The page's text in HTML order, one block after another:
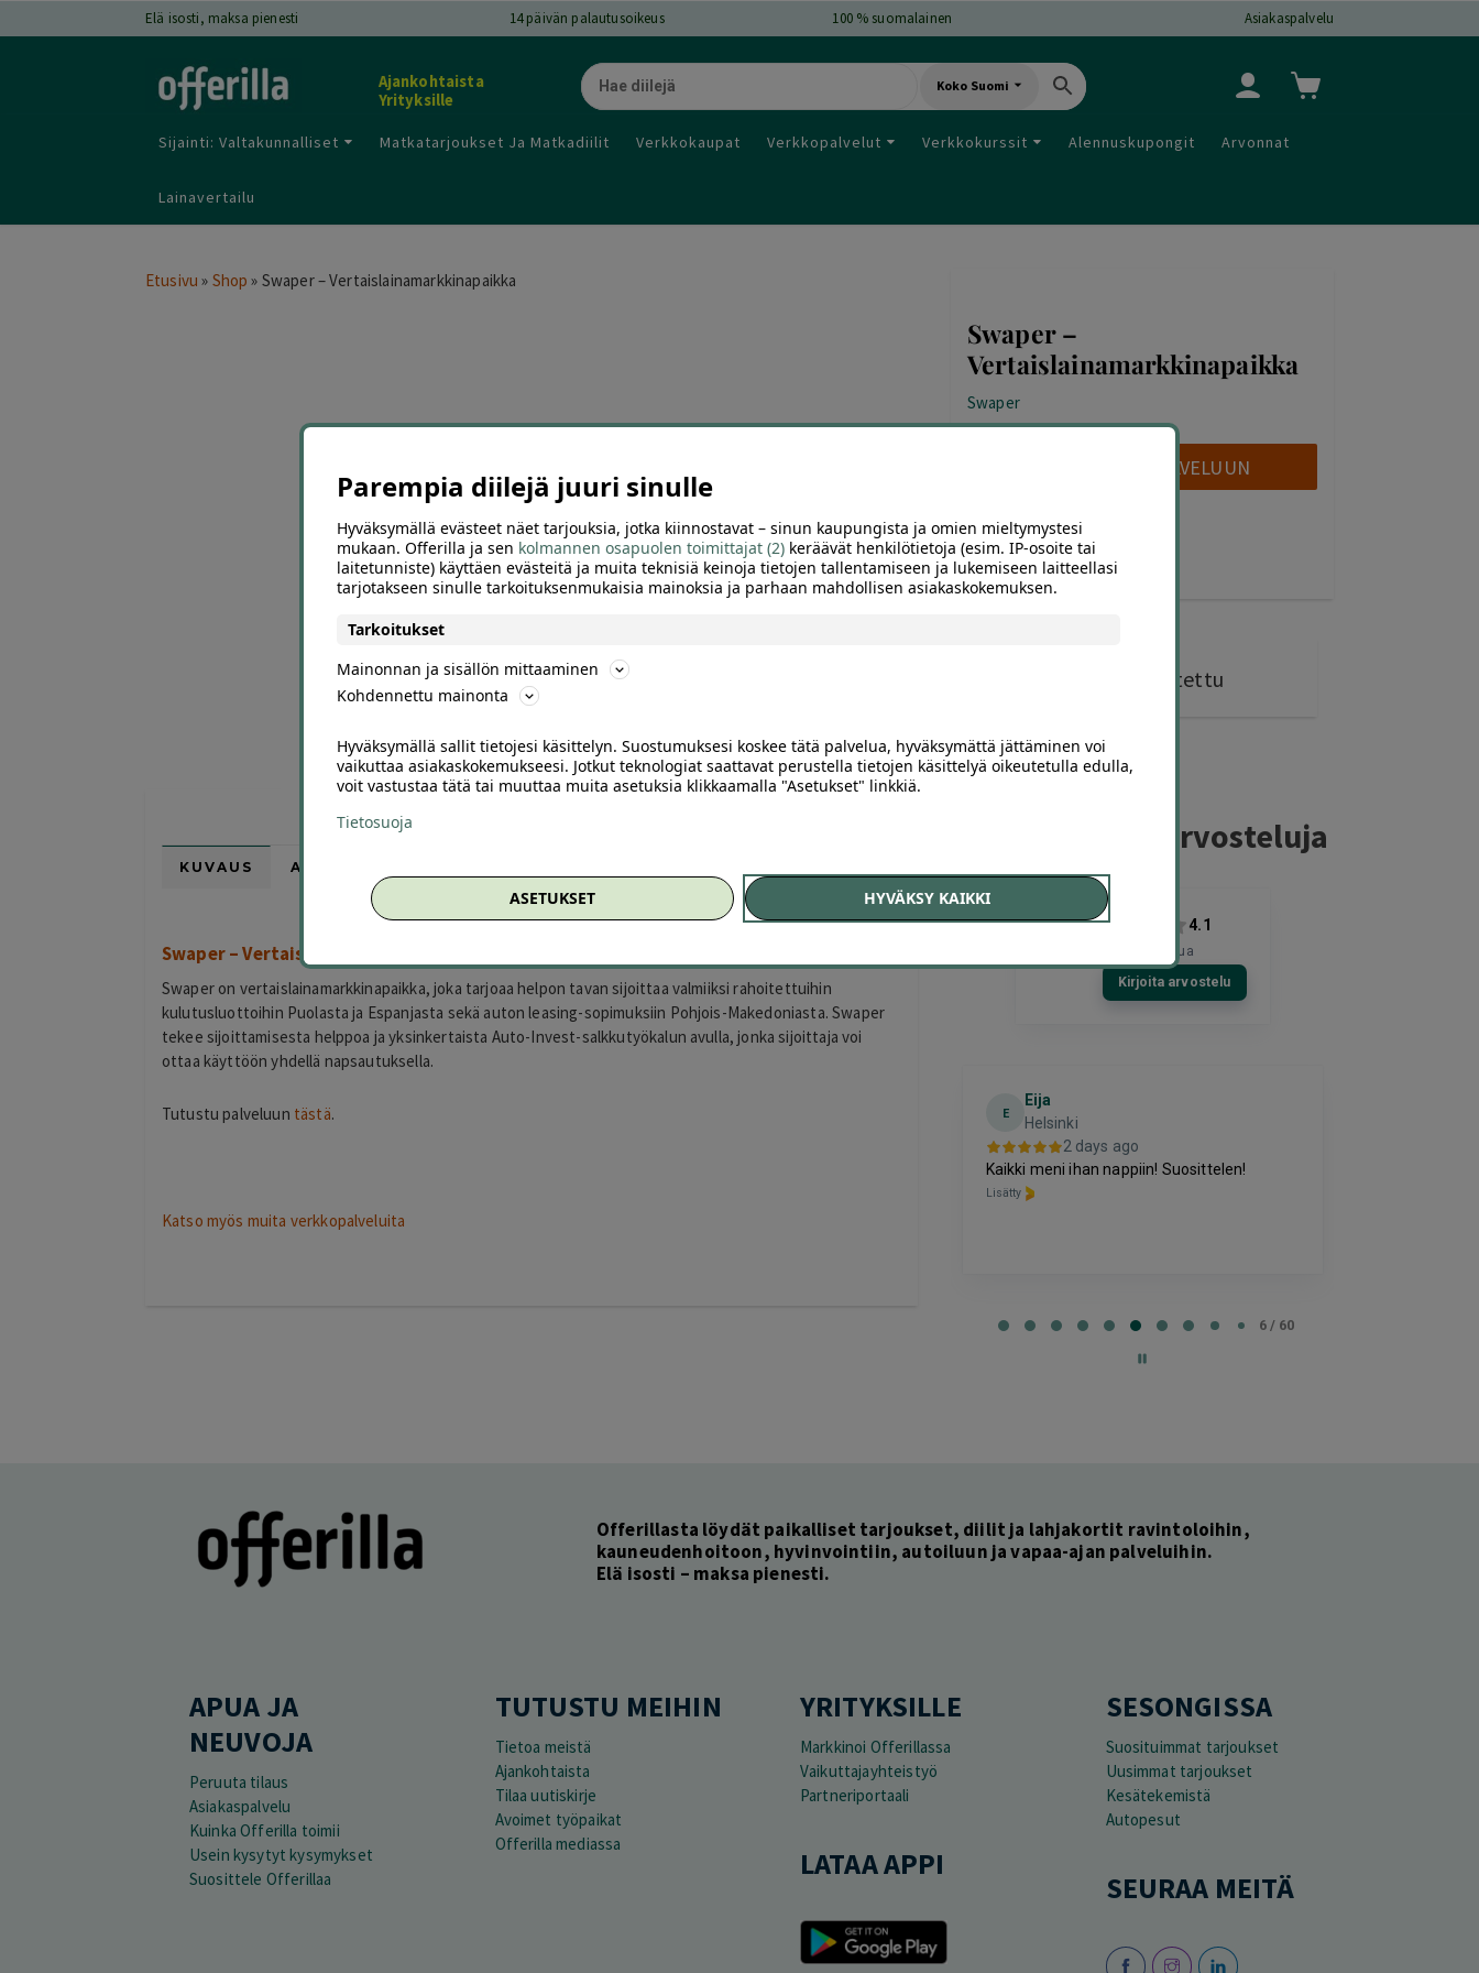
Elä isosti, maksa pienesti 14päivän palautusoikeus 100 % suomalainen Asiakaspalvelu
Ajankohtaista
Yrityksille
Koko Suomi
Sijainti: Valtakunnalliset Matkatarjoukset Ja Matkadiilit Verkkokaupat Verkkopalvelut Verkkokurssit Alennuskupongit Arvonnat
Lainavertailu
Etusivu » Shop » Swaper – Vertaislainamarkkinapaikka
KUVAUS ARVIOT (0)
Swaper – Vertaislainamarkkinapaikka
Swaper on vertaislainamarkkinapaikka, joka tarjoaa helpon tavan sijoittaa valmiiksi rahoitettuihin
kulutusluottoihin Puolasta ja Espanjasta sekä auton leasing-sopimuksiin Pohjois-Makedoniasta. Swaper
tekee sijoittamisesta helppoa ja yksinkertaista Auto-Invest-salkkutyökalun avulla, jonka sijoittaja voi
ottaa käyttöön yhdellä napsautuksella.
Tutustu palveluun tästä.
Katso myös muita verkkopalveluita
Swaper –
Vertaislainamarkkinapaikka
Swaper
TUTUSTU PALVELUUN
ostettu
Offerillaajien arvosteluja
4.1
arvostelua
Kirjoita arvostelu
T
helsinki
E
Eija
Helsinki
2 days ago
Kaikki meni ihan nappiin! Suosittelen!
Lisätty
6 / 60
Offerillasta löydät paikalliset tarjoukset, diilit ja lahjakortit ravintoloihin,
kauneudenhoitoon, hyvinvointiin, autoiluun ja vapaa-ajan palveluihin.
Elä isosti – maksa pienesti.
APUA JA
NEUVOJA
Peruuta tilaus
Asiakaspalvelu
Kuinka Offerilla toimii
Usein kysytyt kysymykset
Suosittele Offerillaa
TUTUSTU MEIHIN
Tietoa meistä
Ajankohtaista
Tilaa uutiskirje
Avoimet työpaikat
Offerilla mediassa
YRITYKSILLE
Markkinoi Offerillassa
Vaikuttajayhteistyö
Partneriportaali
LATAA APPI
SESONGISSA
Suosituimmat tarjoukset
Uusimmat tarjoukset
Kesätekemistä
Autopesut
SEURAA MEITÄ
Parempia diilejä juuri sinulle
Hyväksymällä evästeet näet tarjouksia, jotka kiinnostavat – sinun kaupungista ja omien mieltymystesi
mukaan. Offerilla ja sen kolmannen osapuolen toimittajat (2) keräävät henkilötietoja (esim. IP-osoite tai
laitetunniste) käyttäen evästeitä ja muita teknisiä keinoja tietojen tallentamiseen ja lukemiseen laitteellasi
tarjotakseen sinulle tarkoituksenmukaisia mainoksia ja parhaan mahdollisen asiakaskokemuksen.
Tarkoitukset
Mainonnan ja sisällön mittaaminen
Kohdennettu mainonta
Hyväksymällä sallit tietojesi käsittelyn. Suostumuksesi koskee tätä palvelua, hyväksymättä jättäminen voi
vaikuttaa asiakaskokemukseesi. Jotkut teknologiat saattavat perustella tietojen käsittelyä oikeutetulla edulla,
voit vastustaa tätä tai muuttaa muita asetuksia klikkaamalla "Asetukset" linkkiä.
Tietosuoja
ASETUKSET HYVÄKSY KAIKKI